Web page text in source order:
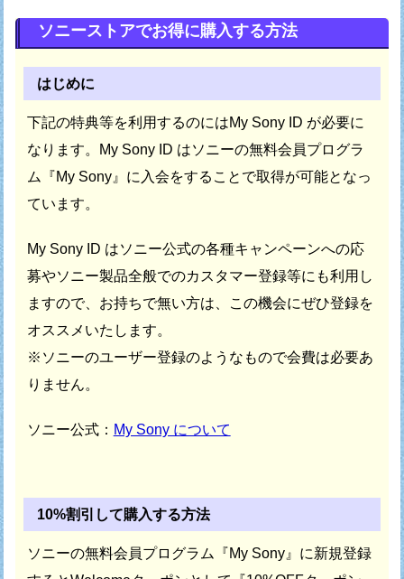
ソニーストアでお得に購入する方法
はじめに
下記の特典等を利用するのにはMy Sony ID が必要に
なります。
My Sony ID はソニーの無料会員プログラ
ム『My Sony』に 入会をすることで取得が可能となっ
ています。
My Sony ID はソニー公式の各種キャンペーンへの応
募やソニー製品全般でのカスタマー登録等にも利用し
ますので、 お持ちで無い方は、この機会にぜひ登録を
オススメいたします。
※ソニーのユーザー登録のようなもので会費は必要あ
りません。
ソニー公式： My Sony について
10%割引して購入する方法
ソニーの無料会員プログラム『My Sony』に新規登録